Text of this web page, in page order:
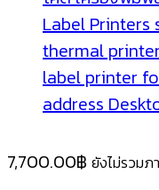
7,700.00฿ ยังไม่รวมภ